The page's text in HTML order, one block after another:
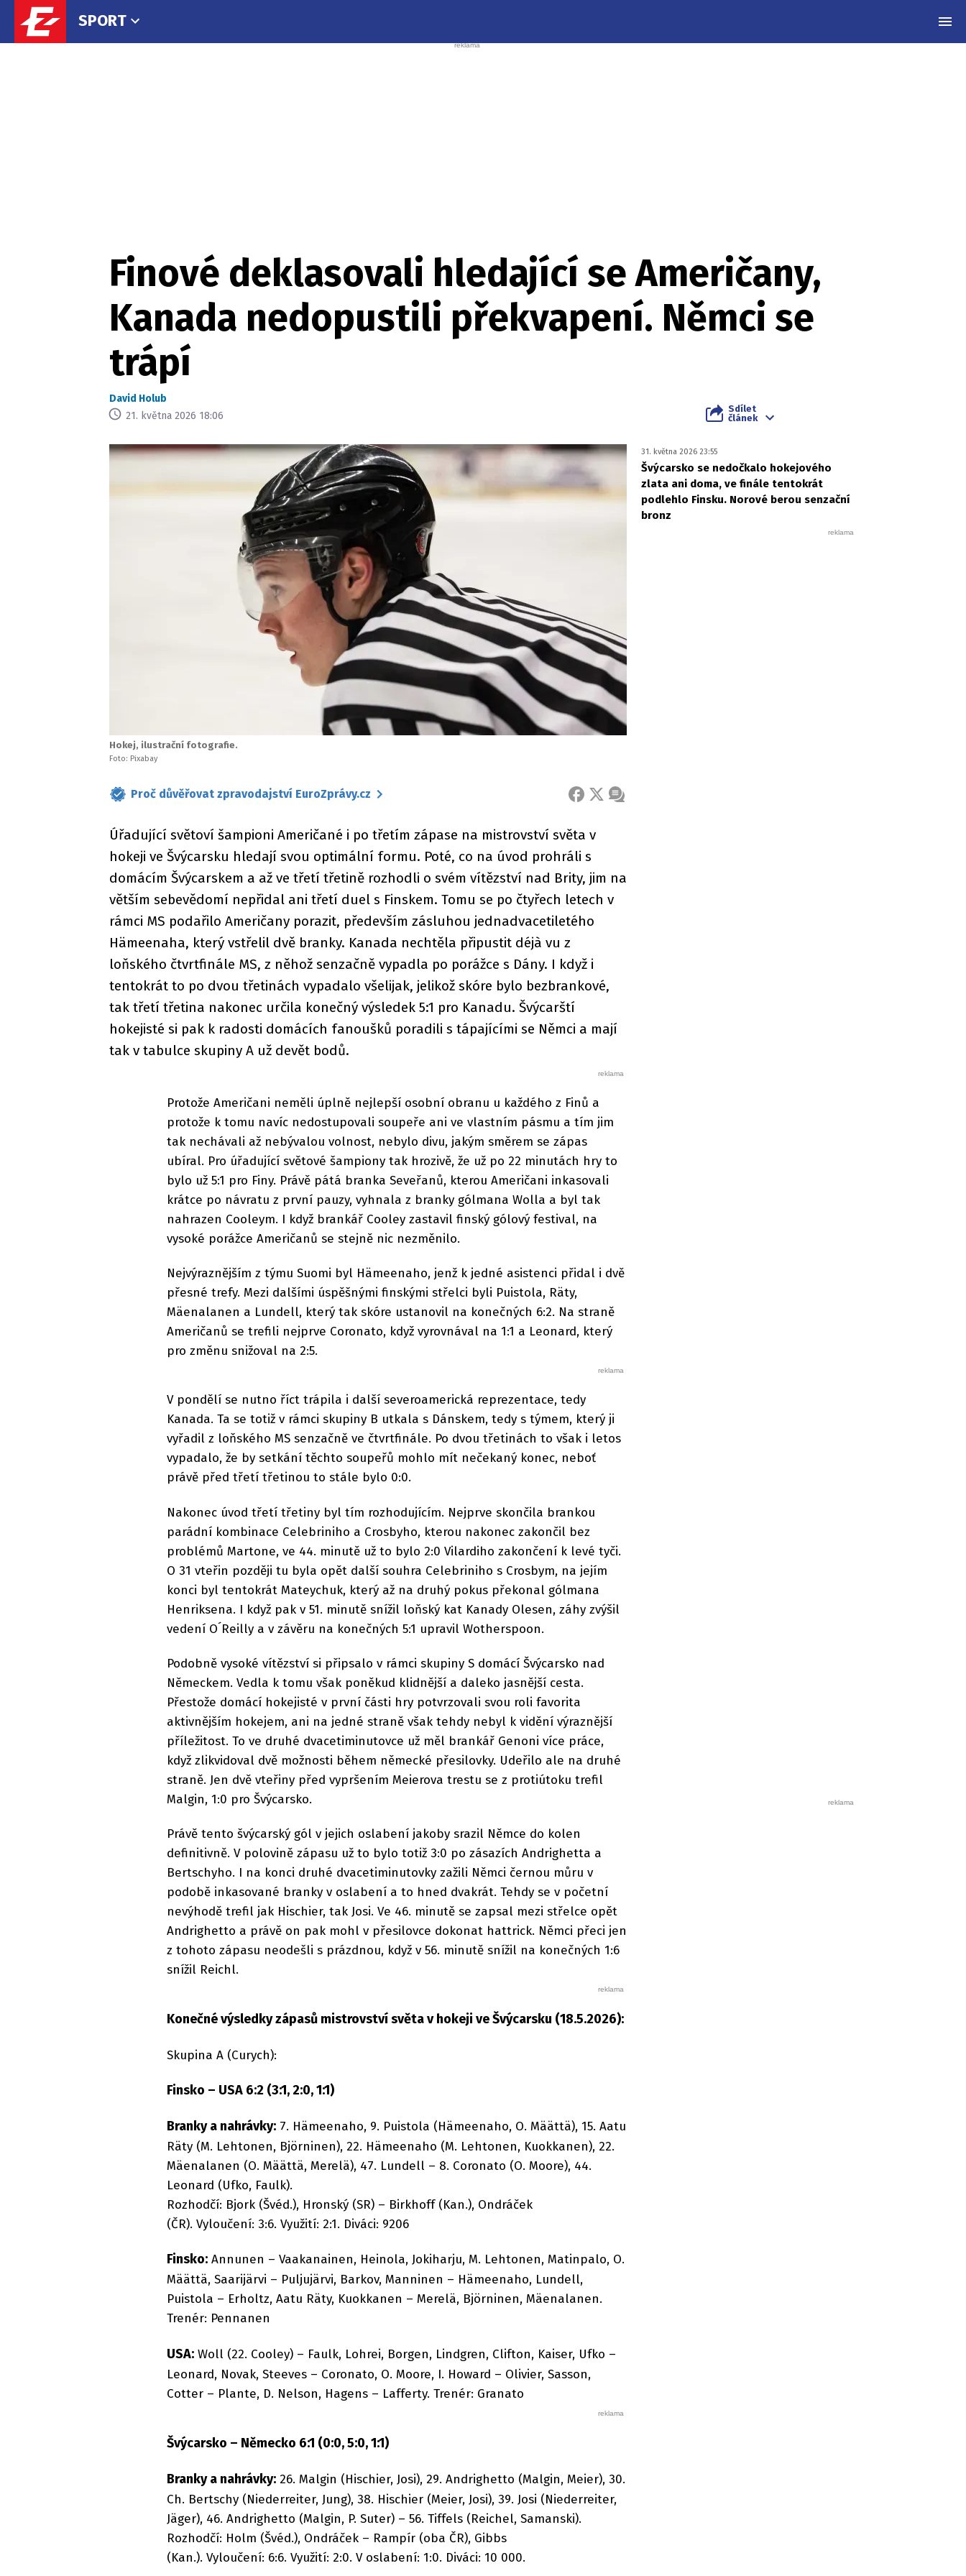
SPORT
Finové deklasovali hledající se Američany,
Kanada nedopustili překvapení. Němci se
trápí
David Holub
21. května 2026 18:06
Sdílet
článek
Hokej, ilustrační fotografie.
Foto: Pixabay
Proč důvěřovat zpravodajství EuroZprávy.cz FACEBOOK
X ZPRÁVA
Úřadující světoví šampioni Američané i po třetím zápase na mistrovství světa v
hokeji ve Švýcarsku hledají svou optimální formu. Poté, co na úvod prohráli s
domácím Švýcarskem a až ve třetí třetině rozhodli o svém vítězství nad Brity, jim na
větším sebevědomí nepřidal ani třetí duel s Finskem. Tomu se po čtyřech letech v
rámci MS podařilo Američany porazit, především zásluhou jednadvacetiletého
Hämeenaha, který vstřelil dvě branky. Kanada nechtěla připustit déjà vu z
loňského čtvrtfinále MS, z něhož senzačně vypadla po porážce s Dány. I když i
tentokrát to po dvou třetinách vypadalo všelijak, jelikož skóre bylo bezbrankové,
tak třetí třetina nakonec určila konečný výsledek 5:1 pro Kanadu. Švýcarští
hokejisté si pak k radosti domácích fanoušků poradili s tápajícími se Němci a mají
tak v tabulce skupiny A už devět bodů.
Protože Američani neměli úplně nejlepší osobní obranu u každého z Finů a
protože k tomu navíc nedostupovali soupeře ani ve vlastním pásmu a tím jim
tak nechávali až nebývalou volnost, nebylo divu, jakým směrem se zápas
ubíral. Pro úřadující světové šampiony tak hrozivě, že už po 22 minutách hry to
bylo už 5:1 pro Finy. Právě pátá branka Seveřanů, kterou Američani inkasovali
krátce po návratu z první pauzy, vyhnala z branky gólmana Wolla a byl tak
nahrazen Cooleym. I když brankář Cooley zastavil finský gólový festival, na
vysoké porážce Američanů se stejně nic nezměnilo.
Nejvýraznějším z týmu Suomi byl Hämeenaho, jenž k jedné asistenci přidal i dvě
přesné trefy. Mezi dalšími úspěšnými finskými střelci byli Puistola, Räty,
Mäenalanen a Lundell, který tak skóre ustanovil na konečných 6:2. Na straně
Američanů se trefili nejprve Coronato, když vyrovnával na 1:1 a Leonard, který
pro změnu snižoval na 2:5.
V pondělí se nutno říct trápila i další severoamerická reprezentace, tedy
Kanada. Ta se totiž v rámci skupiny B utkala s Dánskem, tedy s týmem, který ji
vyřadil z loňského MS senzačně ve čtvrtfinále. Po dvou třetinách to však i letos
vypadalo, že by setkání těchto soupeřů mohlo mít nečekaný konec, neboť
právě před třetí třetinou to stále bylo 0:0.
Nakonec úvod třetí třetiny byl tím rozhodujícím. Nejprve skončila brankou
parádní kombinace Celebriniho a Crosbyho, kterou nakonec zakončil bez
problémů Martone, ve 44. minutě už to bylo 2:0 Vilardiho zakončení k levé tyči.
O 31 vteřin později tu byla opět další souhra Celebriniho s Crosbym, na jejím
konci byl tentokrát Mateychuk, který až na druhý pokus překonal gólmana
Henriksena. I když pak v 51. minutě snížil loňský kat Kanady Olesen, záhy zvýšil
vedení O´Reilly a v závěru na konečných 5:1 upravil Wotherspoon.
Podobně vysoké vítězství si připsalo v rámci skupiny S domácí Švýcarsko nad
Německem. Vedla k tomu však poněkud klidnější a daleko jasnější cesta.
Přestože domácí hokejisté v první části hry potvrzovali svou roli favorita
aktivnějším hokejem, ani na jedné straně však tehdy nebyl k vidění výraznější
příležitost. To ve druhé dvacetiminutovce už měl brankář Genoni více práce,
když zlikvidoval dvě možnosti během německé přesilovky. Udeřilo ale na druhé
straně. Jen dvě vteřiny před vypršením Meierova trestu se z protiútoku trefil
Malgin, 1:0 pro Švýcarsko.
Právě tento švýcarský gól v jejich oslabení jakoby srazil Němce do kolen
definitivně. V polovině zápasu už to bylo totiž 3:0 po zásazích Andrighetta a
Bertschyho. I na konci druhé dvacetiminutovky zažili Němci černou můru v
podobě inkasované branky v oslabení a to hned dvakrát. Tehdy se v početní
nevýhodě trefil jak Hischier, tak Josi. Ve 46. minutě se zapsal mezi střelce opět
Andrighetto a právě on pak mohl v přesilovce dokonat hattrick. Němci přeci jen
z tohoto zápasu neodešli s prázdnou, když v 56. minutě snížil na konečných 1:6
snížil Reichl.
Konečné výsledky zápasů mistrovství světa v hokeji ve Švýcarsku (18.5.2026):
Skupina A (Curych):
Finsko – USA 6:2 (3:1, 2:0, 1:1)
Branky a nahrávky: 7. Hämeenaho, 9. Puistola (Hämeenaho, O. Määttä), 15. Aatu
Räty (M. Lehtonen, Björninen), 22. Hämeenaho (M. Lehtonen, Kuokkanen), 22.
Mäenalanen (O. Määttä, Merelä), 47. Lundell – 8. Coronato (O. Moore), 44.
Leonard (Ufko, Faulk).
Rozhodčí: Bjork (Švéd.), Hronský (SR) – Birkhoff (Kan.), Ondráček
(ČR). Vyloučení: 3:6. Využití: 2:1. Diváci: 9206
Finsko: Annunen – Vaakanainen, Heinola, Jokiharju, M. Lehtonen, Matinpalo, O.
Määttä, Saarijärvi – Puljujärvi, Barkov, Manninen – Hämeenaho, Lundell,
Puistola – Erholtz, Aatu Räty, Kuokkanen – Merelä, Björninen, Mäenalanen.
Trenér: Pennanen
USA: Woll (22. Cooley) – Faulk, Lohrei, Borgen, Lindgren, Clifton, Kaiser, Ufko –
Leonard, Novak, Steeves – Coronato, O. Moore, I. Howard – Olivier, Sasson,
Cotter – Plante, D. Nelson, Hagens – Lafferty. Trenér: Granato
Švýcarsko – Německo 6:1 (0:0, 5:0, 1:1)
Branky a nahrávky: 26. Malgin (Hischier, Josi), 29. Andrighetto (Malgin, Meier), 30.
Ch. Bertschy (Niederreiter, Jung), 38. Hischier (Meier, Josi), 39. Josi (Niederreiter,
Jäger), 46. Andrighetto (Malgin, P. Suter) – 56. Tiffels (Reichel, Samanski).
Rozhodčí: Holm (Švéd.), Ondráček – Rampír (oba ČR), Gibbs
(Kan.). Vyloučení: 6:6. Využití: 2:0. V oslabení: 1:0. Diváci: 10 000.
31. května 2026 23:55
Švýcarsko se nedočkalo hokejového
zlata ani doma, ve finále tentokrát
podlehlo Finsku. Norové berou senzační
bronz